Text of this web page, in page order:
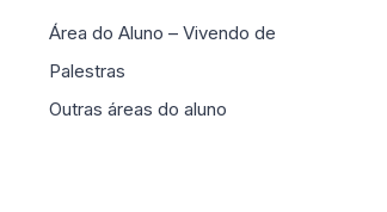
Área do Aluno – Vivendo de
Palestras
Outras áreas do aluno